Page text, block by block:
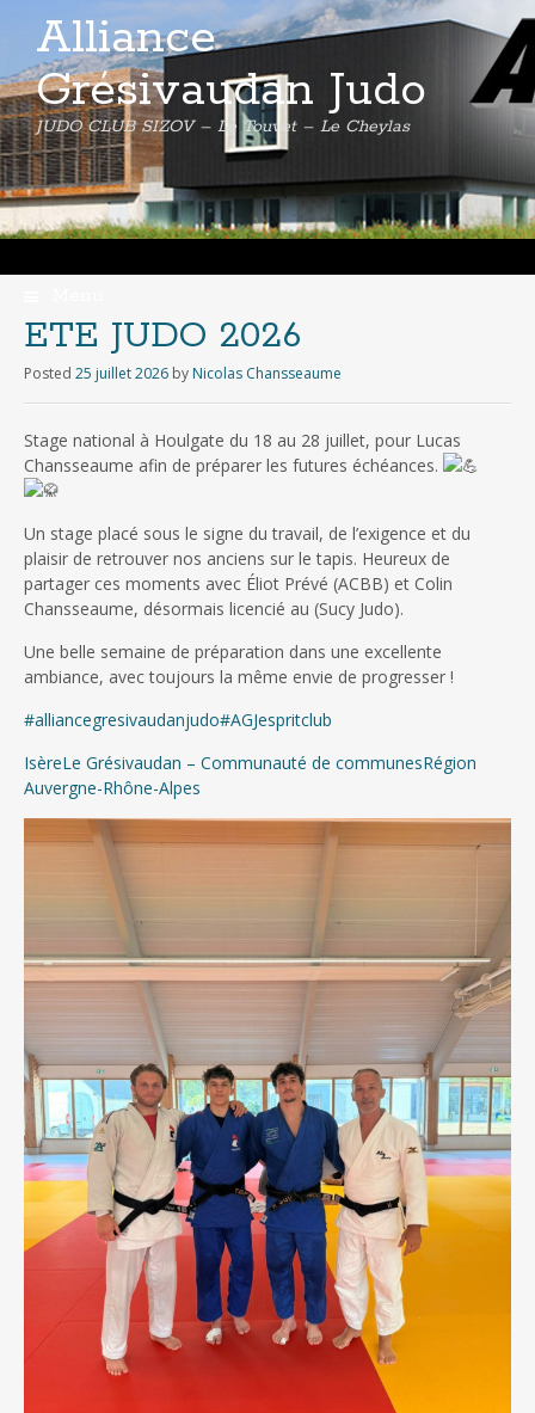
Alliance
Grésivaudan Judo
JUDO CLUB SIZOV – Le Touvet – Le Cheylas
Skip
to
content
ETE JUDO 2026
Posted 25 juillet 2026 by Nicolas Chansseaume
Stage national à Houlgate du 18 au 28 juillet, pour Lucas
Chansseaume afin de préparer les futures échéances.
Un stage placé sous le signe du travail, de l’exigence et du
plaisir de retrouver nos anciens sur le tapis. Heureux de
partager ces moments avec Éliot Prévé (ACBB) et Colin
Chansseaume, désormais licencié au (Sucy Judo).
Une belle semaine de préparation dans une excellente
ambiance, avec toujours la même envie de progresser !
#alliancegresivaudanjudo#AGJespritclub
IsèreLe Grésivaudan – Communauté de communesRégion
Auvergne-Rhône-Alpes